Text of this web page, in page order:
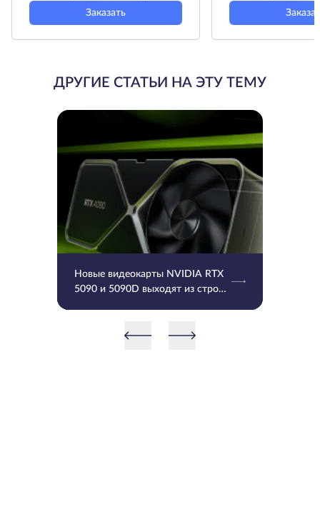
Заказать
ДРУГИЕ СТАТЬИ НА ЭТУ ТЕМУ
Новые видеокарты NVIDIA RTX
5090 и 5090D выходят из строя